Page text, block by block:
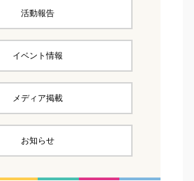
活動報告
イベント情報
メディア掲載
お知らせ